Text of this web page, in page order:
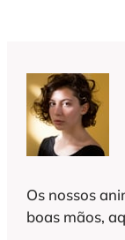
Os nossos
boas mãos,